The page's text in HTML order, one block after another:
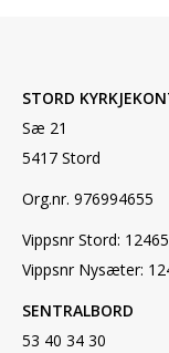
STORD
Sæ 21
5417 Stord
Org.nr. 976994655
Vippsnr Stord:
Vippsnr Nysæter:
SENTRALBORD
53 40 34 30